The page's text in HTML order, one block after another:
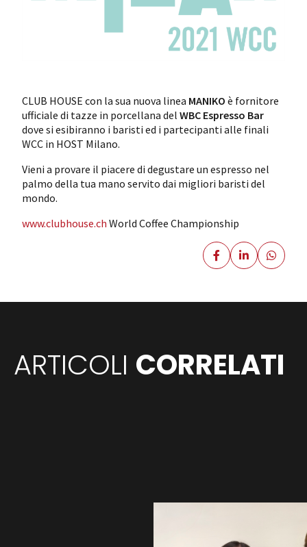
CLUB HOUSE con la sua nuova linea MANIKO è fornitore
ufficiale di tazze in porcellana del WBC Espresso Bar
dove si esibiranno i baristi ed i partecipanti alle finali
WCC in HOST Milano.
Vieni a provare il piacere di degustare un espresso nel
palmo della tua mano servito dai migliori baristi del
mondo.
www.clubhouse.ch World Coffee Championship
ARTICOLI CORRELATI